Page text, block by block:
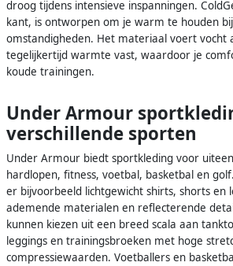
droog tijdens intensieve inspanningen.
kant, is ontworpen om je warm te houden
omstandigheden. Het materiaal voert vocht
tegelijkertijd warmte vast, waardoor je
koude trainingen.
Under Armour
verschillende sporten
Under Armour biedt sportkleding voor
hardlopen, fitness, voetbal, basketbal en
er bijvoorbeeld lichtgewicht shirts, shorts en
ademende materialen en reflecterende
kunnen kiezen uit een breed scala aan
leggings en trainingsbroeken met hoge
compressiewaarden. Voetballers en